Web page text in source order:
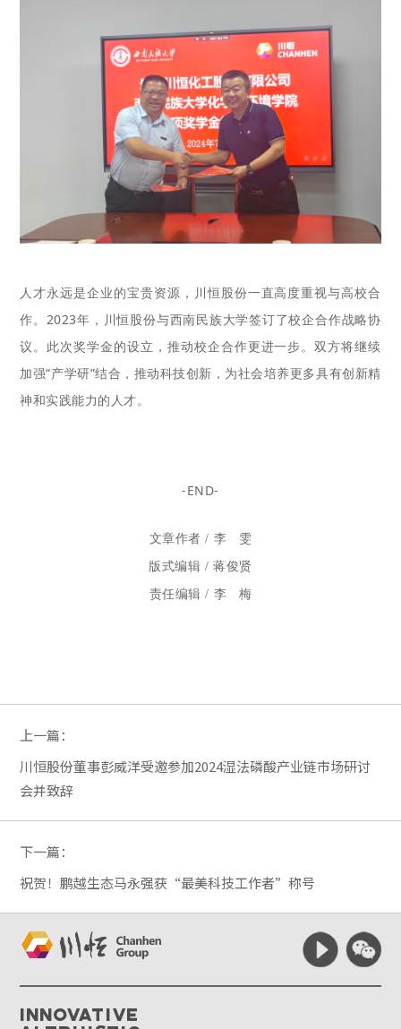
人才永远是企业的宝贵资源，川恒股份一直高度重视与高校合
作。2023年，川恒股份与西南民族大学签订了校企合作战略协
议。 此次奖学金的设立，推动校企合作更进一步。双方将继续
加强“产学研”结合，推动科技创新，为社会培养更多具有创新精
神和实践能力的人才。
-END-
文章作者 / 李 雯
版式编辑 / 蒋俊贤
责任编辑 / 李 梅
上一篇：
川恒股份董事彭威洋受邀参加2024湿法磷酸产业链市场研讨
会并致辞
下一篇：
祝贺！鹏越生态马永强获“最美科技工作者”称号
Innovative